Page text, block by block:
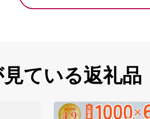
ている返礼品